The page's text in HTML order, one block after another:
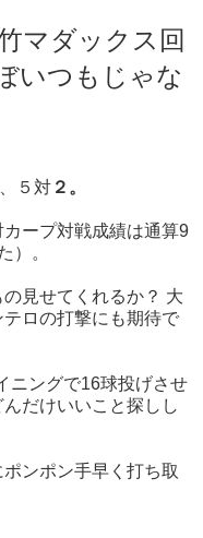
マダックス回
いつもじゃな
５対 ２。
ープ対戦成績は通算9
）。
見せてくれるか？ 大
ロの打撃にも期待で
ニングで16球投げさせ
だけいいこと探しし
ンポン手早く打ち取